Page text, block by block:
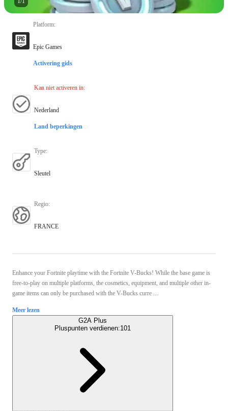
Platform:
Epic Games
Activering gids
Kan niet activeren in:
Nederland
Land beperkingen
Type:
Sleutel
Regio:
FRANCE
Enhance your Fortnite playtime with the Fortnite V-Bucks! While the base game is
free-to-play on multiple platforms, the cosmetics, equipment, and multiple other in-
game items can only be purchased with the V-Bucks curre ...
Meer lezen
G2A Plus
Pluspunten verdienen:101